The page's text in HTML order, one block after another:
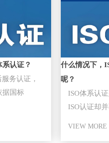
认证？
务认证，
据国标
什么情况下，
呢？
ISO体系认
ISO认证却
VIEW